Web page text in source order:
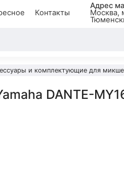
Контакты
Адрес
Москва,
и комплектующие для
DANTE-